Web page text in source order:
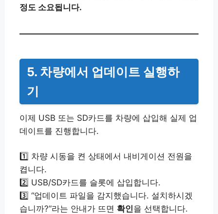
정도 소요됩니다.
5. 차량에서 업데이트 실행하
기
이제 USB 또는 SD카드를 차량에 삽입해 실제 업
데이트를 진행합니다.
1️⃣ 차량 시동을 켠 상태에서 내비게이션 전원을
켭니다.
2️⃣ USB/SD카드를 슬롯에 삽입합니다.
3️⃣ “업데이트 파일을 감지했습니다. 설치하시겠
습니까?”라는 안내가 뜨면 확인을 선택합니다.